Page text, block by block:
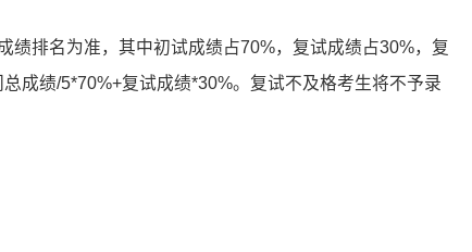
绩排名为准，其中初试成绩占70%，复试成绩占30%，复
成绩/5*70%+复试成绩*30%。复试不及格考生将不予录